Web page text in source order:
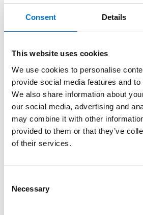
Consent Details
This website uses cookies
We use cookies to personalise
provide social media features and
We also share information about
our social media, advertising and
may combine it with other
provided to them or that they’ve
of their services.
Selection
Necessary